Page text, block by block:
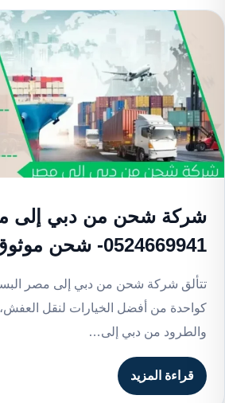
شركة شحن من دبي إلى
0524669941- شحن موثوق وآمن
تتألق شركة شحن من دبي إلى مصر
كواحدة من أفضل الخيارات لنقل العفش،
والطرود من دبي إلى…
قراءة المزيد